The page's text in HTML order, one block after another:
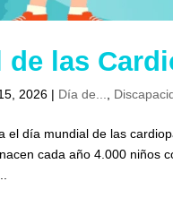
de las
2026 | Día de...
el día mundial de las
cada año 4.000 niños